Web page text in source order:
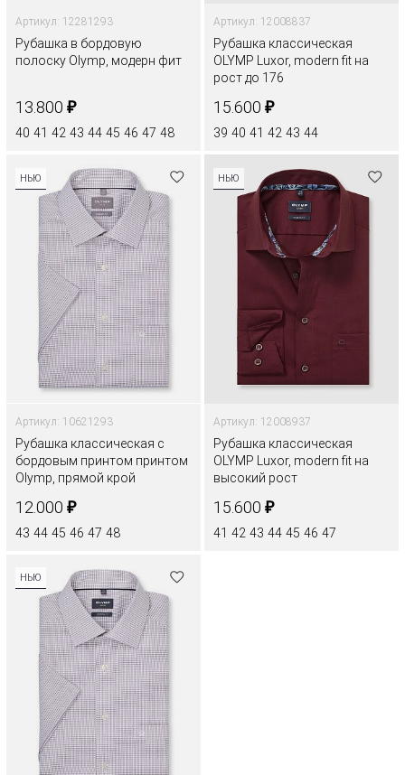
Артикул: 12281293
Рубашка в бордовую
полоску Olymp, модерн фит
13.800 ₽
40 41 42 43 44 45 46 47 48
Артикул: 12008837
Рубашка классическая
OLYMP Luxor, modern fit на
рост до 176
15.600 ₽
39 40 41 42 43 44
НЬЮ
Артикул: 10621293
Рубашка классическая с
бордовым принтом принтом
Olymp, прямой крой
12.000 ₽
43 44 45 46 47 48
НЬЮ
Артикул: 12008937
Рубашка классическая
OLYMP Luxor, modern fit на
высокий рост
15.600 ₽
41 42 43 44 45 46 47
НЬЮ